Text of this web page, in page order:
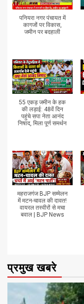
पनियरा नगर पंचायत में
कागजों पर विकास,
जमीन पर बदहाली
55 एकड़ जमीन के हक
की लड़ाई: 48वें दिन
पहुंचे सपा नेता आनंद
निषाद, मिला पूर्ण समर्थन
महराजगंज BJP सम्मेलन
में मटन-चावल की दावत!
वायरल तस्वीरों से मचा
बवाल | BJP News
प्रमुख खबरे